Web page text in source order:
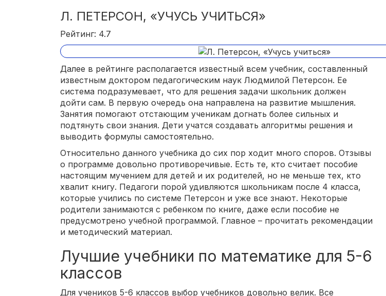
Л. ПЕТЕРСОН, «УЧУСЬ УЧИТЬСЯ»
Рейтинг: 4.7
Далее в рейтинге располагается известный всем учебник, составленный
известным доктором педагогическим наук Людмилой Петерсон. Ее
система подразумевает, что для решения задачи школьник должен
дойти сам. В первую очередь она направлена на развитие мышления.
Занятия помогают отстающим ученикам догнать более сильных и
подтянуть свои знания. Дети учатся создавать алгоритмы решения и
выводить формулы самостоятельно.
Относительно данного учебника до сих пор ходит много споров. Отзывы
о программе довольно противоречивые. Есть те, кто считает пособие
настоящим мучением для детей и их родителей, но не меньше тех, кто
хвалит книгу. Педагоги порой удивляются школьникам после 4 класса,
которые учились по системе Петерсон и уже все знают. Некоторые
родители занимаются с ребенком по книге, даже если пособие не
предусмотрено учебной программой. Главное – прочитать рекомендации
и методический материал.
Лучшие учебники по математике для 5-6
классов
Для учеников 5-6 классов выбор учебников довольно велик. Все